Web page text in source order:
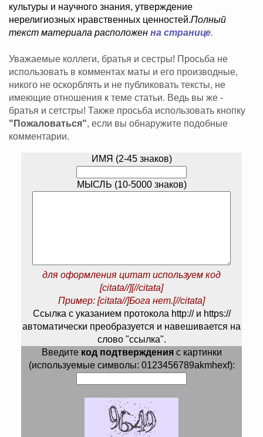
культуры и научного знания, утверждение
нерелигиозных нравственных ценностей.Полный
текст материала расположен на странице.
Уважаемые коллеги, братья и сестры! Просьба не
использовать в комментах маты и его производные,
никого не оскорблять и не публиковать тексты, не
имеющие отношения к теме статьи. Ведь вы же -
братья и сетстры! Также просьба использовать кнопку
"Пожаловаться", если вы обнаружите подобные
комментарии.
ИМЯ (2-45 знаков)
МЫСЛЬ (10-5000 знаков)
для оформления цитат используем код
[citata//][//citata]
Пример: [citata//]Бога нет.[//citata]
Ссылка с указанием протокола http:// и https://
автоматически преобразуется и навешивается на
слово "ссылка".
Введите код подтвержденияс картинки
(используемые символы: 0123456789akmhexf):